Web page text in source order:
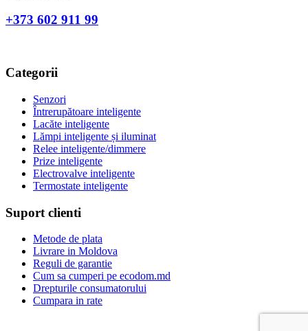
+373 602 911 99
Categorii
Senzori
Întrerupătoare inteligente
Lacăte inteligente
Lămpi inteligente și iluminat
Relee inteligente/dimmere
Prize inteligente
Electrovalve inteligente
Termostate inteligente
Suport clienti
Metode de plata
Livrare in Moldova
Reguli de garantie
Cum sa cumperi pe ecodom.md
Drepturile consumatorului
Cumpara in rate